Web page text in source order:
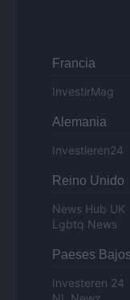
Francia
InvestirMag
Alemania
Investieren24
Reino Unido
News Hub UK
Lgbtq News
Paeses Bajos
Investeren 24